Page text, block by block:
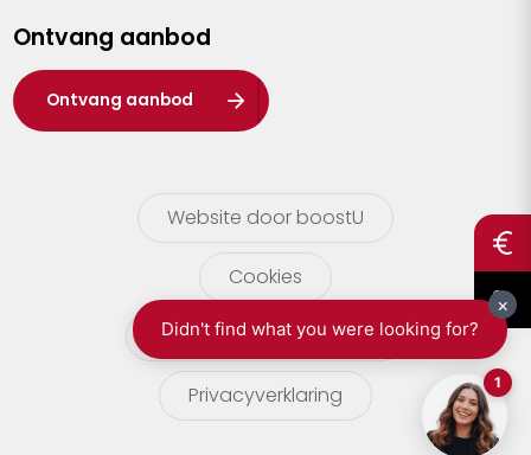
Waasland
Wuustwezel
Zoersel
Ontvang aanbod
Ontvang aanbod
Website door boostU
Cookies
gebruikersvoorwaarden
Privacyverklaring